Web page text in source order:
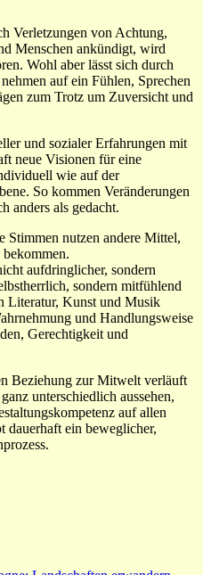
Verletzungen von Achtung,
Menschen ankündigt, wird
Wohl aber lässt sich durch
auf ein Fühlen, Sprechen
zum Trotz um Zuversicht und
und sozialer Erfahrungen mit
neue Visionen für eine
wie auf der
So kommen Veränderungen
anders als gedacht.
Stimmen nutzen andere Mittel,
aufdringlicher, sondern
sondern mitfühlend
Literatur, Kunst und Musik
und Handlungsweise
Gerechtigkeit und
Beziehung zur Mitwelt verläuft
unterschiedlich aussehen,
auf allen
dauerhaft ein beweglicher,